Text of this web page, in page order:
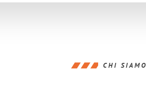
CHI SIAMO